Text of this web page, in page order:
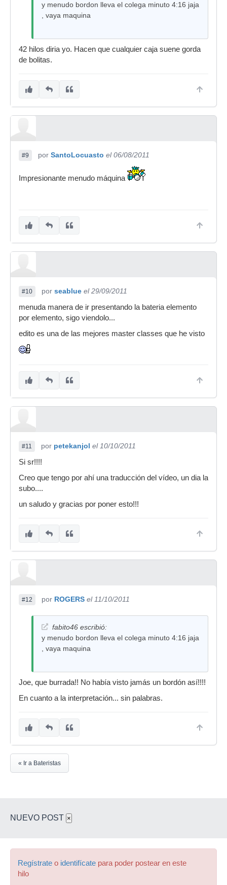
y menudo bordon lleva el colega minuto 4:16 jaja
, vaya maquina
42 hilos diria yo. Hacen que cualquier caja suene gorda
de bolitas.
#9 por SantoLocuasto el 06/08/2011
Impresionante menudo máquina
#10 por seablue el 29/09/2011
menuda manera de ir presentando la bateria elemento
por elemento, sigo viendolo...
edito es una de las mejores master classes que he visto
#11 por petekanjol el 10/10/2011
Si sr!!!!
Creo que tengo por ahí una traducción del vídeo, un dia la
subo....
un saludo y gracias por poner esto!!!
#12 por ROGERS el 11/10/2011
fabito46 escribió:
y menudo bordon lleva el colega minuto 4:16 jaja
, vaya maquina
Joe, que burrada!! No había visto jamás un bordón así!!!!
En cuanto a la interpretación... sin palabras.
« Ir a Bateristas
NUEVO POST ×
Regístrate o identifícate para poder postear en este
hilo